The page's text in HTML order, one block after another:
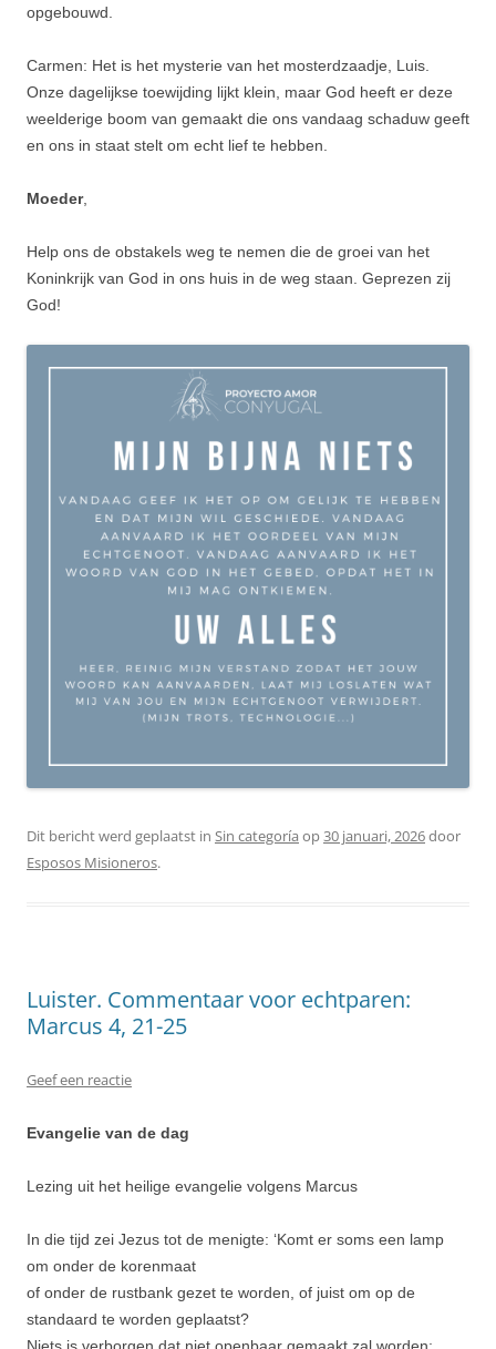
opgebouwd.
Carmen: Het is het mysterie van het mosterdzaadje, Luis.
Onze dagelijkse toewijding lijkt klein, maar God heeft er deze
weelderige boom van gemaakt die ons vandaag schaduw geeft
en ons in staat stelt om echt lief te hebben.
Moeder,
Help ons de obstakels weg te nemen die de groei van het
Koninkrijk van God in ons huis in de weg staan. Geprezen zij
God!
Dit bericht werd geplaatst in Sin categoría op30 januari, 2026door
Esposos Misioneros.
Luister. Commentaar voor echtparen:
Marcus 4, 21-25
Geef een reactie
Evangelie van de dag
Lezing uit het heilige evangelie volgens Marcus
In die tijd zei Jezus tot de menigte: ‘Komt er soms een lamp
om onder de korenmaat
of onder de rustbank gezet te worden, of juist om op de
standaard te worden geplaatst?